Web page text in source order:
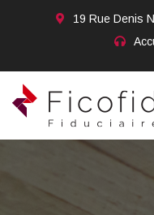
19 Rue Denis